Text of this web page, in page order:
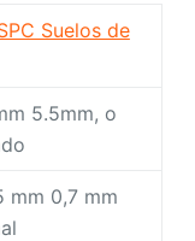
Suelos de
5.5mm, o
mm 0,7 mm